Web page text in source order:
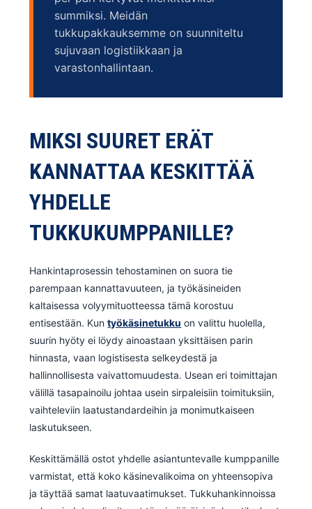
summiksi. Meidän
tukkupakkauksemme on suunniteltu
sujuvaan logistiikkaan ja
varastonhallintaan.
MIKSI SUURET ERÄT
KANNATTAA KESKITTÄÄ
YHDELLE
TUKKUKUMPPANILLE?
Hankintaprosessin tehostaminen on suora tie
parempaan kannattavuuteen, ja työkäsineiden
kaltaisessa volyymituotteessa tämä korostuu
entisestään. Kuntyökäsinetukku on valittu huolella,
suurin hyöty ei löydy ainoastaan yksittäisen parin
hinnasta, vaan logistisesta selkeydestä ja
hallinnollisesta vaivattomuudesta. Usean eri toimittajan
välillä tasapainoilu johtaa usein sirpaleisiin toimituksiin,
vaihteleviin laatustandardeihin ja monimutkaiseen
laskutukseen.
Keskittämällä ostot yhdelle asiantuntevalle kumppanille
varmistat, että koko käsinevalikoima on yhteensopiva
ja täyttää samat laatuvaatimukset. Tukkuhankinnoissa